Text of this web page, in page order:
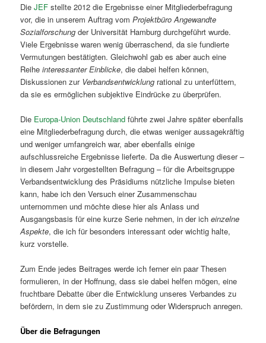
DieJEF stellte 2012 die Ergebnisse einer Mitgliederbefragung
vor, die in unserem Auftrag vomProjektbüro Angewandte
Sozialforschung der Universität Hamburg durchgeführt wurde.
Viele Ergebnisse waren wenig überraschend, da sie fundierte
Vermutungen bestätigten. Gleichwohl gab es aber auch eine
Reiheinteressanter Einblicke, die dabei helfen können,
Diskussionen zur Verbandsentwicklung rational zu unterfüttern,
da sie es ermöglichen subjektive Eindrücke zu überprüfen.
Die Europa-Union Deutschland führte zwei Jahre später ebenfalls
eine Mitgliederbefragung durch, die etwas weniger aussagekräftig
und weniger umfangreich war, aber ebenfalls einige
aufschlussreiche Ergebnisse lieferte. Da die Auswertung dieser –
in diesem Jahr vorgestellten Befragung – für die Arbeitsgruppe
Verbandsentwicklung des Präsidiums nützliche Impulse bieten
kann, habe ich den Versuch einer Zusammenschau
unternommen und möchte diese hier als Anlass und
Ausgangsbasis für eine kurze Serie nehmen, in der icheinzelne
Aspekte, die ich für besonders interessant oder wichtig halte,
kurz vorstelle.
Zum Ende jedes Beitrages werde ich ferner ein paar Thesen
formulieren, in der Hoffnung, dass sie dabei helfen mögen, eine
fruchtbare Debatte über die Entwicklung unseres Verbandes zu
befördern, in dem sie zu Zustimmung oder Widerspruch anregen.
Über die Befragungen